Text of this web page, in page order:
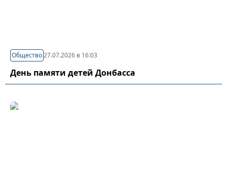
Общество27.07.2026 в 16:03
День памяти детей Донбасса